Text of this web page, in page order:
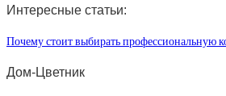
Интересные статьи:
Почему стоит выбирать профессиональную
Дом-Цветник